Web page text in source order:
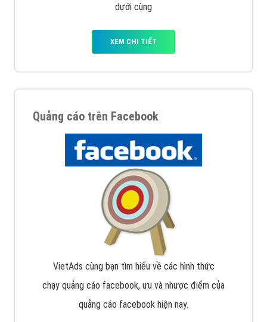
dưới cùng
XEM CHI TIẾT
Quảng cáo trên Facebook
VietAds cùng bạn tìm hiểu về các hình thức
chạy quảng cáo facebook, ưu và nhược điểm của
quảng cáo facebook hiện nay.